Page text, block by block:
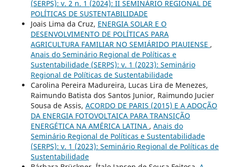
(SERPS): v. 2 n. 1 (2024): II SEMINÁRIO REGIONAL DE
POLÍTICAS DE SUSTENTABILIDADE
Joais Lima da Cruz, ENERGIA SOLAR E O
DESENVOLVIMENTO DE POLÍTICAS PARA
AGRICULTURA FAMILIAR NO SEMIÁRIDO PIAUIENSE ,
Anais do Seminário Regional de Políticas e
Sustentabilidade (SERPS): v. 1 (2023): Seminário
Regional de Políticas de Sustentabilidade
Carolina Pereira Madureira, Lucas Lira de Menezes,
Raimundo Batista dos Santos Junior, Raimundo Jucier
Sousa de Assis, ACORDO DE PARIS (2015) E A ADOÇÃO
DA ENERGIA FOTOVOLTAICA PARA TRANSIÇÃO
ENERGÉTICA NA AMÉRICA LATINA , Anais do
Seminário Regional de Políticas e Sustentabilidade
(SERPS): v. 1 (2023): Seminário Regional de Políticas de
Sustentabilidade